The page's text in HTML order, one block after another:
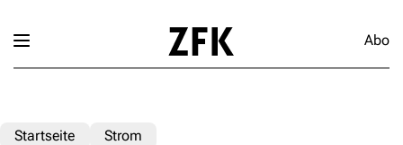
Abo
Startseite Strom